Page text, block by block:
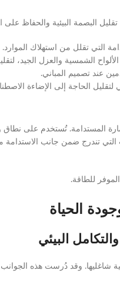
البصمة البيئية والحفاظ على
التي تقلل من استهلاك الموارد.
الشمسية والعزل الجيد،
عند تصميم المباني.
الحاجة إلى الإضاءة
المستدامة. تُستخدم على
التي تندرج ضمن جانب الاستدامة
الموفر للطاقة.
الحياة
البيئي
شاغليها. وقد دُرست هذه